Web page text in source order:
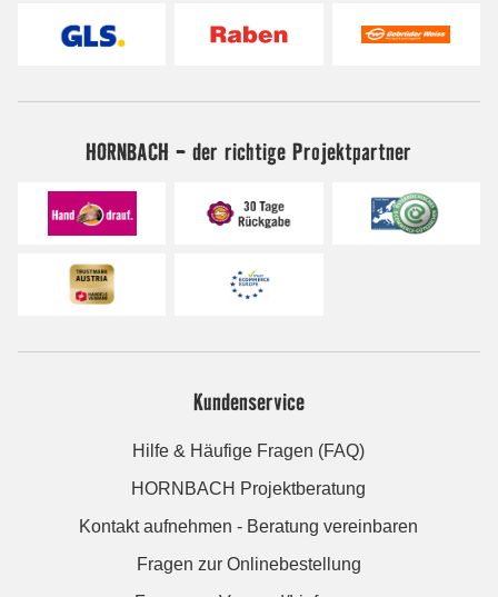
HORNBACH - der richtige Projektpartner
Kundenservice
Hilfe & Häufige Fragen (FAQ)
HORNBACH Projektberatung
Kontakt aufnehmen - Beratung vereinbaren
Fragen zur Onlinebestellung